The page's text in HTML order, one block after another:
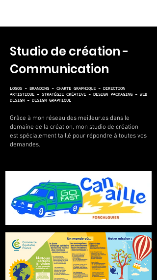
Studio de création -
Communication
LOGOS - BRANDING - CHARTE GRAPHIQUE - DIRECTION
ARTISTIQUE - STRATÉGIE CRÉATIVE - DESIGN PACKAGING - WEB
DESIGN - DESIGN GRAPHIQUE
Grâce à mon réseau des meilleur.es dans le
domaine de la création, mon studio de création
est spécialement taillé pour répondre à toutes vos
demandes.